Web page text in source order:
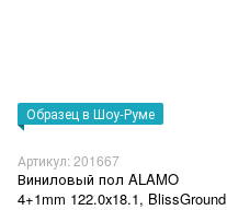
Образец в Шоу-Руме
Артикул: 201667
Виниловый пол ALAMO
4+1mm 122.0х18.1, BlissGround